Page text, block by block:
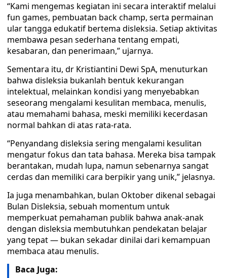
“Kami mengemas kegiatan ini secara interaktif melalui
fun games, pembuatan back champ, serta permainan
ular tangga edukatif bertema disleksia. Setiap aktivitas
membawa pesan sederhana tentang empati,
kesabaran, dan penerimaan,” ujarnya.
Sementara itu, dr Kristiantini Dewi SpA, menuturkan
bahwa disleksia bukanlah bentuk kekurangan
intelektual, melainkan kondisi yang menyebabkan
seseorang mengalami kesulitan membaca, menulis,
atau memahami bahasa, meski memiliki kecerdasan
normal bahkan di atas rata-rata.
“Penyandang disleksia sering mengalami kesulitan
mengatur fokus dan tata bahasa. Mereka bisa tampak
berantakan, mudah lupa, namun sebenarnya sangat
cerdas dan memiliki cara berpikir yang unik,” jelasnya.
Ia juga menambahkan, bulan Oktober dikenal sebagai
Bulan Disleksia, sebuah momentum untuk
memperkuat pemahaman publik bahwa anak-anak
dengan disleksia membutuhkan pendekatan belajar
yang tepat — bukan sekadar dinilai dari kemampuan
membaca atau menulis.
Baca Juga: